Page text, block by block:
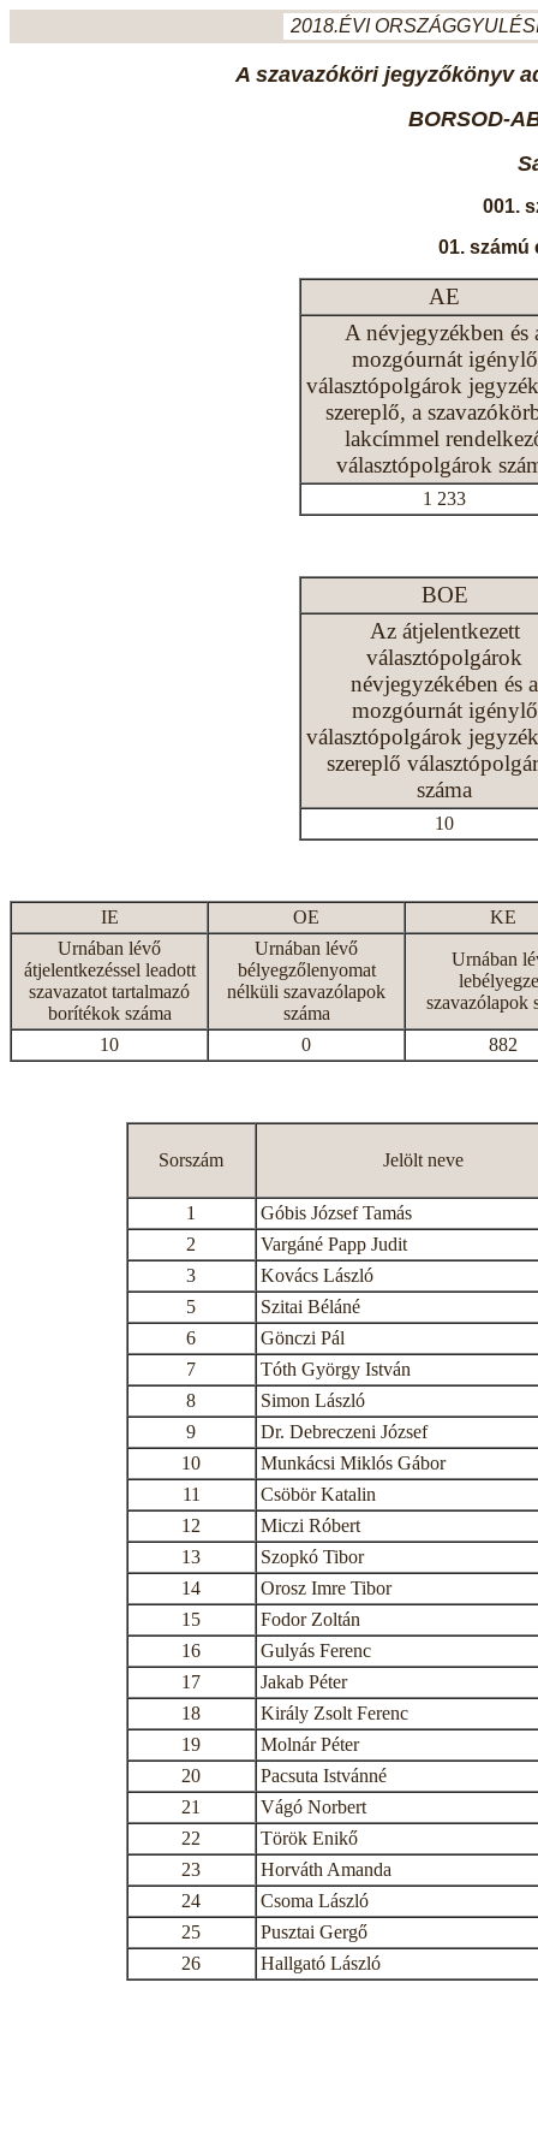
2018.ÉVI
A szavazóköri jegyzőkönyv
BORSOD-
001.
01. számú
AE
A névjegyzékben és
mozgóurnát igénylő
választópolgárok
szereplő, a
lakcímmel
választópolgárok
1 233
BOE
Az átjelentkezett
választópolgárok
névjegyzékében és a
mozgóurnát igénylő
választópolgárok
szereplő
száma
10
IE OE
KE
Urnában lévő
átjelentkezéssel leadott
szavazatot tartalmazó
borítékok száma
Urnában lévő
bélyegzőlenyomat
nélküli szavazólapok
száma
Urnában
szavazólapok
10 0 882
Sorszám Jelölt neve
1
Góbis József Tamás
2
Vargáné Papp Judit
3
Kovács László
5
Szitai Béláné
6
Gönczi Pál
7
Tóth György István
8
Simon László
9
Dr. Debreczeni József
10
Munkácsi Miklós Gábor
11
Csöbör Katalin
12
Miczi Róbert
13
Szopkó Tibor
14
Orosz Imre Tibor
15
Fodor Zoltán
16
Gulyás Ferenc
17
Jakab Péter
18
Király Zsolt Ferenc
19
Molnár Péter
20
Pacsuta Istvánné
21
Vágó Norbert
22
Török Enikő
23
Horváth Amanda
24
Csoma László
25
Pusztai Gergő
26
Hallgató László